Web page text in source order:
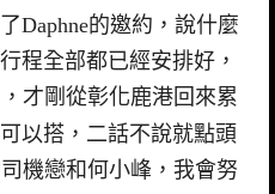
的邀約，說什麼
程全部都已經安排好，
，才剛從彰化鹿港回來累
以搭，二話不說就點頭
機戀和何小峰，我會努